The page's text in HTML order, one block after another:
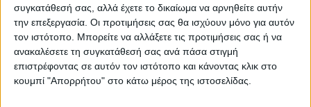
συγκατάθεσή σας, αλλά έχετε το δικαίωμα να αρνηθείτε αυτήν
την επεξεργασία. Οι προτιμήσεις σας θα ισχύουν μόνο για αυτόν
τον ιστότοπο. Μπορείτε να αλλάξετε τις προτιμήσεις σας ή να
ανακαλέσετε τη συγκατάθεσή σας ανά πάσα στιγμή
επιστρέφοντας σε αυτόν τον ιστότοπο και κάνοντας κλικ στο
κουμπί "Απορρήτου" στο κάτω μέρος της ιστοσελίδας.
Θέμα ημέρας : Οι συνταξιούχοι ζητούν να
επιστραφεί η 13η σύνταξη. Συμφωνείτε;